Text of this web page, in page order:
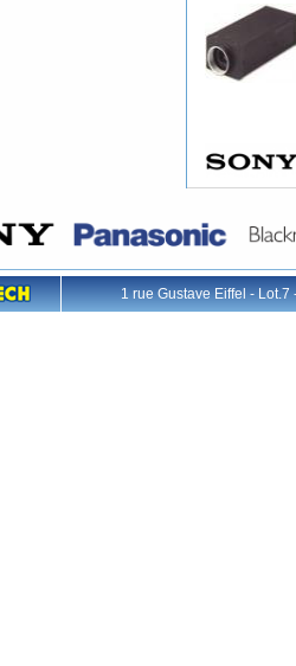
1 rue Gustave Eiffel -